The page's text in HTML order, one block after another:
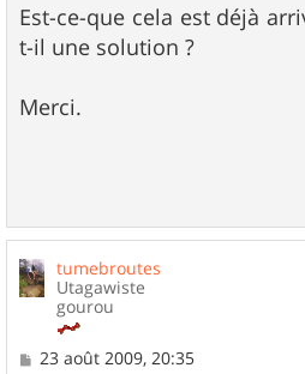
Est-ce-que cela est déjà
t-il une solution ?
Merci.
tumebroutes
Utagawiste
gourou
M
23 août 2009, 20:35